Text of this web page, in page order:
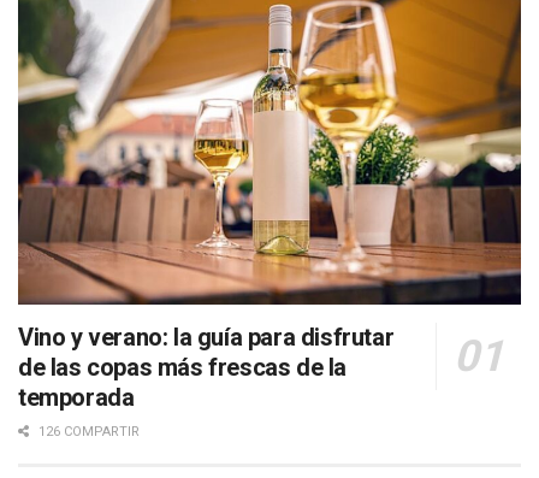
Vino y verano: la guía para disfrutar
de las copas más frescas de la
temporada
126 COMPARTIR